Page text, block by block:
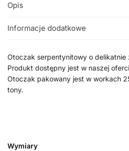
Opis
Informacje dodatkowe
Otoczak serpentynitowy o delikatnie
Produkt dostępny jest w naszej
Otoczak pakowany jest w workach
tony.
Wymiary